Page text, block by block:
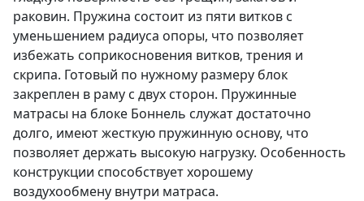
раковин. Пружина состоит из пяти витков с
уменьшением радиуса опоры, что позволяет
избежать соприкосновения витков, трения и
скрипа. Готовый по нужному размеру блок
закреплен в раму с двух сторон. Пружинные
матрасы на блоке Боннель служат достаточно
долго, имеют жесткую пружинную основу, что
позволяет держать высокую нагрузку. Особенность
конструкции способствует хорошему
воздухообмену внутри матраса.